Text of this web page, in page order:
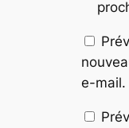
e-mail.